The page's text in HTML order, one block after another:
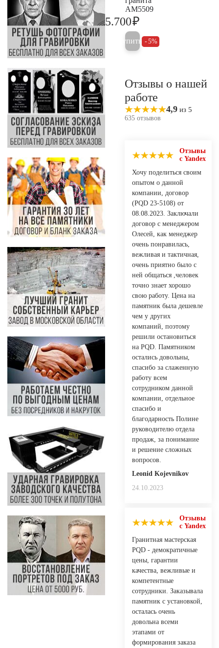
AM5509
5.700₽
Купить 5%
Отзывы о нашей
работе
4,9 из 5
635 отзывов
Отзывы
с Yandex
Хочу поделиться своим
опытом о данной
компании, договор
(PQD 23-5108) от
08.08.2023. Заключали
договор с менеджером
Олесей, как менеджер
очень понравилась,
вежливая и тактичная,
очень приятно было с
ней общаться ,человек
точно знает хорошо
свою работу. Цена на
памятник была дешевле
чем у других
компаний, поэтому
решили остановиться
на PQD. Памятником
остались довольны,
спасибо за слаженную
работу всем
сотрудником данной
компании, отдельное
спасибо и
благодарность Полине
руководителю отдела
продаж, за понимание
и решение сложных
вопросов.
Leonid Kojevnikov
24.10.2023
Отзывы
с Yandex
Гранитная мастерская
PQD - демократичные
цены, гарантии
качества, вежливые и
компетентные
сотрудники. Заказывала
памятник с установкой,
осталась очень
довольна всеми
этапами от
формирования заказа